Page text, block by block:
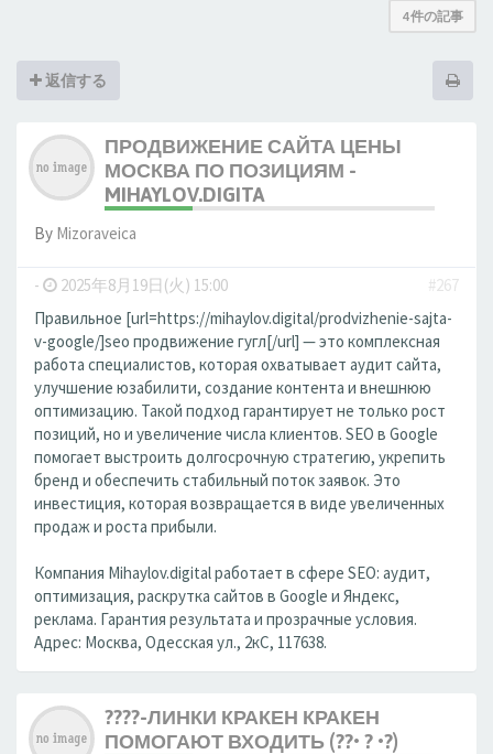
4 件の記事
返信する
ПРОДВИЖЕНИЕ САЙТА ЦЕНЫ
МОСКВА ПО ПОЗИЦИЯМ -
MIHAYLOV.DIGITA
By Mizoraveica
- 2025年8月19日(火) 15:00
#267
Правильное [url=https://mihaylov.digital/prodvizhenie-sajta-
v-google/]seo продвижение гугл[/url] — это комплексная
работа специалистов, которая охватывает аудит сайта,
улучшение юзабилити, создание контента и внешнюю
оптимизацию. Такой подход гарантирует не только рост
позиций, но и увеличение числа клиентов. SEO в Google
помогает выстроить долгосрочную стратегию, укрепить
бренд и обеспечить стабильный поток заявок. Это
инвестиция, которая возвращается в виде увеличенных
продаж и роста прибыли.
Компания Mihaylov.digital работает в сфере SEO: аудит,
оптимизация, раскрутка сайтов в Google и Яндекс,
реклама. Гарантия результата и прозрачные условия.
Адрес: Москва, Одесская ул., 2кС, 117638.
????-ЛИНКИ КРАКЕН КРАКЕН
ПОМОГАЮТ ВХОДИТЬ (??• ? •?)